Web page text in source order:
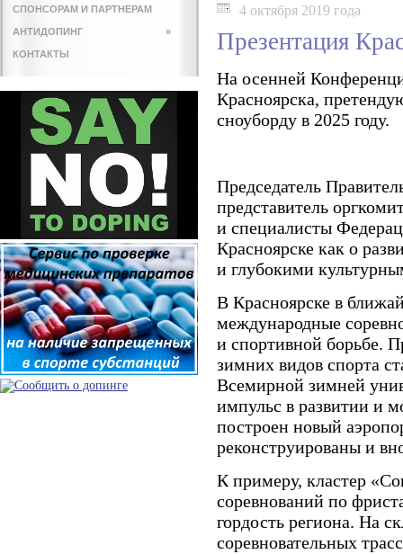
СПОНСОРАМ И ПАРТНЕРАМ
АНТИДОПИНГ »
КОНТАКТЫ
4 октября 2019 года
Презентация
На осенней
Красноярска,
сноуборду в 2025 году.
Председатель
представитель
и специалисты
Красноярске как о
и глубокими
В Красноярске в
международные
и спортивной борьбе.
зимних видов спорта
Всемирной зимней
импульс в развитии и
построен новый
реконструированы и
К примеру, кластер
соревнований по
гордость региона. На
соревновательных